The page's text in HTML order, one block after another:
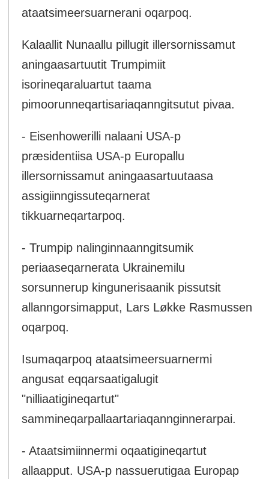
ataatsimeersuarnerani oqarpoq.
Kalaallit Nunaallu pillugit illersornissamut
aningaasartuutit Trumpimiit
isorineqaraluartut taama
pimoorunneqartisariaqanngitsutut pivaa.
- Eisenhowerilli nalaani USA-p
præsidentiisa USA-p Europallu
illersornissamut aningaasartuutaasa
assigiinngissuteqarnerat
tikkuarneqartarpoq.
- Trumpip nalinginnaanngitsumik
periaaseqarnerata Ukrainemilu
sorsunnerup kingunerisaanik pissutsit
allanngorsimapput, Lars Løkke Rasmussen
oqarpoq.
Isumaqarpoq ataatsimeersuarnermi
angusat eqqarsaatigalugit
"nilliaatigineqartut"
sammineqarpallaartariaqannginnerarpai.
- Ataatsimiinnermi oqaatigineqartut
allaapput. USA-p nassuerutigaa Europap